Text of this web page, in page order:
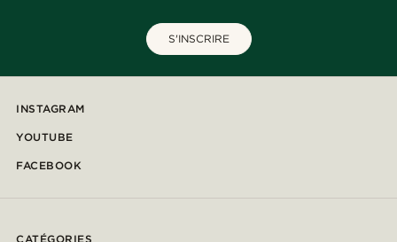
S'INSCRIRE
INSTAGRAM
YOUTUBE
FACEBOOK
CATÉGORIES